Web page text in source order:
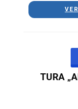
TURA